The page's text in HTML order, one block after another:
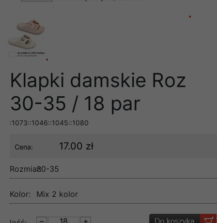
Klapki damskie Roz
30-35 / 18 par
:1073::1046::1045::1080
Cena: 17.00 zł
Rozmiar:30-35
Kolor: Mix 2 kolor